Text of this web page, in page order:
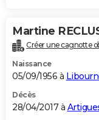
Martine
Créer une cagnotte
Naissance
05/09/1956 à
Décès
28/04/2017 à